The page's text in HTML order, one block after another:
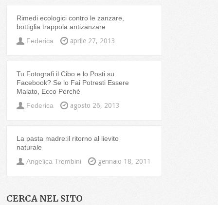
Rimedi ecologici contro le zanzare,
bottiglia trappola antizanzare
Federica
aprile 27, 2013
Tu Fotografi il Cibo e lo Posti su
Facebook? Se lo Fai Potresti Essere
Malato, Ecco Perchè
Federica
agosto 26, 2013
La pasta madre:il ritorno al lievito
naturale
Angelica Trombini
gennaio 18, 2011
CERCA NEL SITO